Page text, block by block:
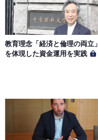
教育理念「経済と倫理の両立」
を体現した資金運用を実践